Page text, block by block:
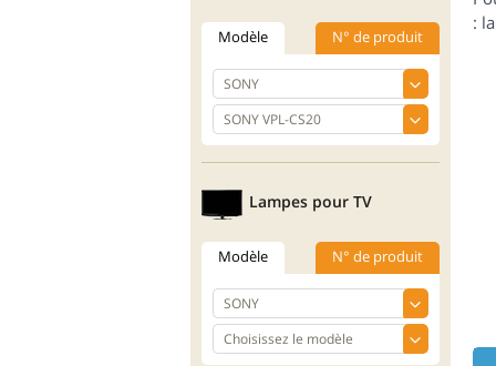
:
Modèle N° de produit
Lampes pour TV
Modèle N° de produit